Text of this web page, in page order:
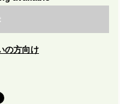
の方向け